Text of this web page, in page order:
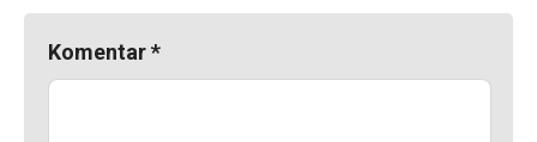
Komentar*